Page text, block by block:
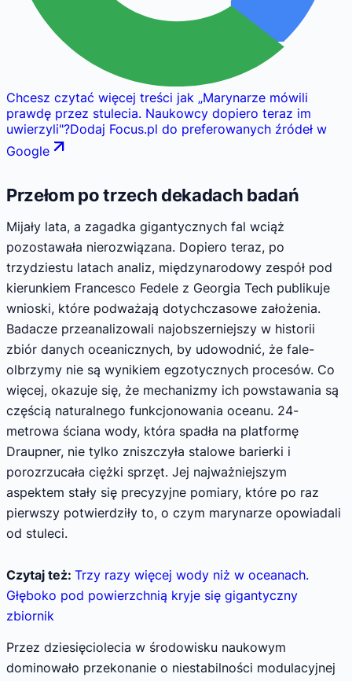
Chcesz czytać więcej treści jak „Marynarze mówili
prawdę przez stulecia. Naukowcy dopiero teraz im
uwierzyli"?Dodaj Focus.pl do preferowanych źródeł w
Google
Przełom po trzech dekadach badań
Mijały lata, a zagadka gigantycznych fal wciąż
pozostawała nierozwiązana. Dopiero teraz, po
trzydziestu latach analiz, międzynarodowy zespół pod
kierunkiem Francesco Fedele z Georgia Tech publikuje
wnioski, które podważają dotychczasowe założenia.
Badacze przeanalizowali najobszerniejszy w historii
zbiór danych oceanicznych, by udowodnić, że fale-
olbrzymy nie są wynikiem egzotycznych procesów. Co
więcej, okazuje się, że mechanizmy ich powstawania są
częścią naturalnego funkcjonowania oceanu. 24-
metrowa ściana wody, która spadła na platformę
Draupner, nie tylko zniszczyła stalowe barierki i
porozrzucała ciężki sprzęt. Jej najważniejszym
aspektem stały się precyzyjne pomiary, które po raz
pierwszy potwierdziły to, o czym marynarze opowiadali
od stuleci.
Czytaj też: Trzy razy więcej wody niż w oceanach.
Głęboko pod powierzchnią kryje się gigantyczny
zbiornik
Przez dziesięciolecia w środowisku naukowym
dominowało przekonanie o niestabilności modulacyjnej